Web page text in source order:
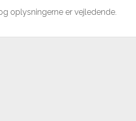
oplysningerne er vejledende.